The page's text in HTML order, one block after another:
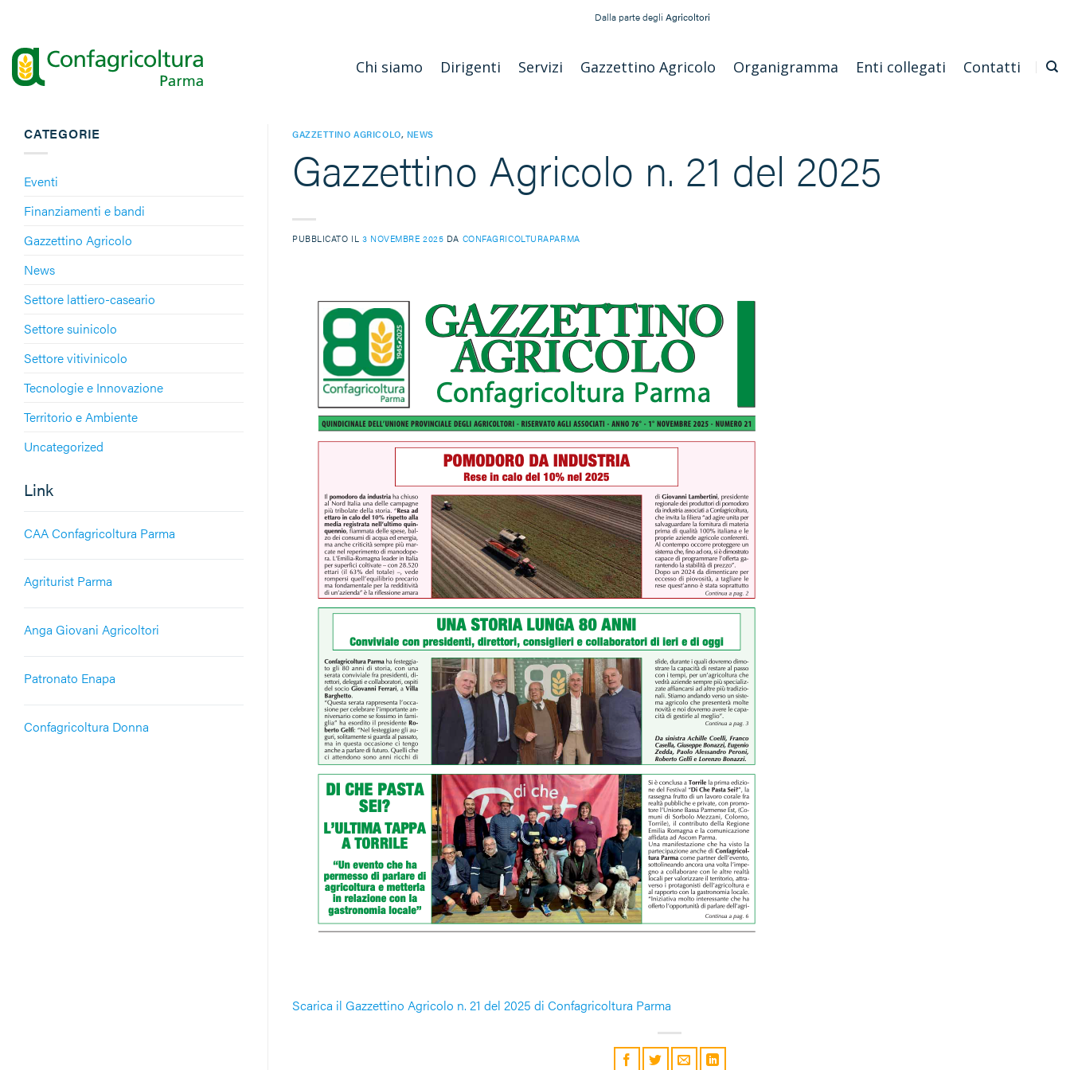
contenuti
Dalla parte degli Agricoltori
Chi siamo Dirigenti Servizi Gazzettino Agricolo Organigramma Enti collegati Contatti
CATEGORIE
Eventi
Finanziamenti e bandi
Gazzettino Agricolo
News
Settore lattiero-caseario
Settore suinicolo
Settore vitivinicolo
Tecnologie e Innovazione
Territorio e Ambiente
Uncategorized
Link
CAA Confagricoltura Parma
Agriturist Parma
Anga Giovani Agricoltori
Patronato Enapa
Confagricoltura Donna
GAZZETTINO AGRICOLO, NEWS
Gazzettino Agricolo n. 21 del 2025
PUBBLICATO IL 3 NOVEMBRE 2025 DA CONFAGRICOLTURAPARMA
Scarica il Gazzettino Agricolo n. 21 del 2025 di Confagricoltura Parma